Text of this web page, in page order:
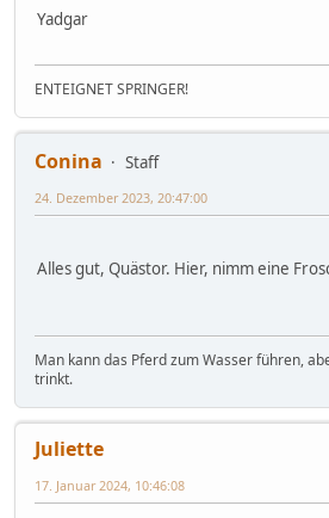
Yadgar
ENTEIGNET SPRINGER!
Conina
Staff
24. Dezember 2023, 20:47:00
Alles gut, Quästor. Hier, nimm eine
Man kann das Pferd zum Wasser führen,
trinkt.
Juliette
17. Januar 2024, 10:46:08